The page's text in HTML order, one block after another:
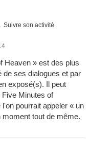
Suivre son activité
Heaven » est des plus
de ses dialogues et par
exposé(s). Il peut
Minutes of
pourrait appeler « un
tout de même.